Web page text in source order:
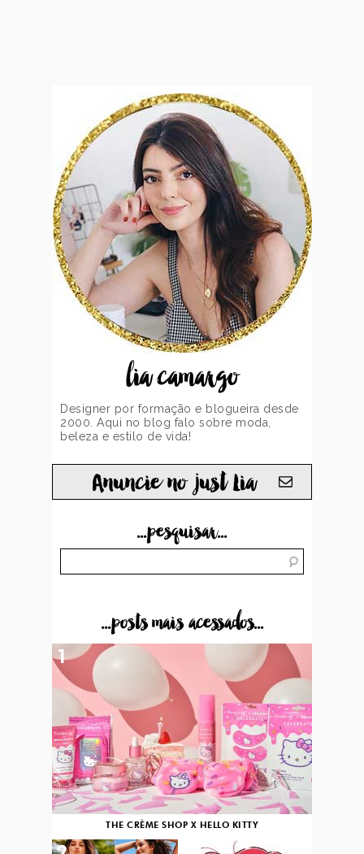
lia camargo
Designer por formação e blogueira desde
2000. Aqui no blog falo sobre moda,
beleza e estilo de vida!
Anuncie no just Lia
...pesquisar...
...posts mais acessados...
THE CRÈME SHOP X HELLO KITTY
1